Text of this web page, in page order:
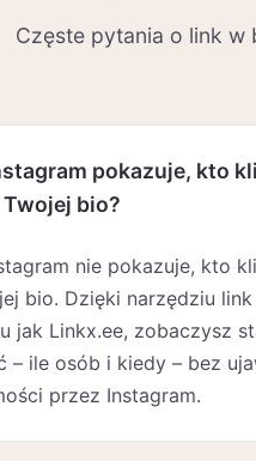
Częste pytania o link w
pokazuje, kto
bio?
nie pokazuje, kto
bio. Dzięki narzędziu
jak Linkx.ee, zobaczysz
– ile osób i kiedy – bez
przez Instagram.